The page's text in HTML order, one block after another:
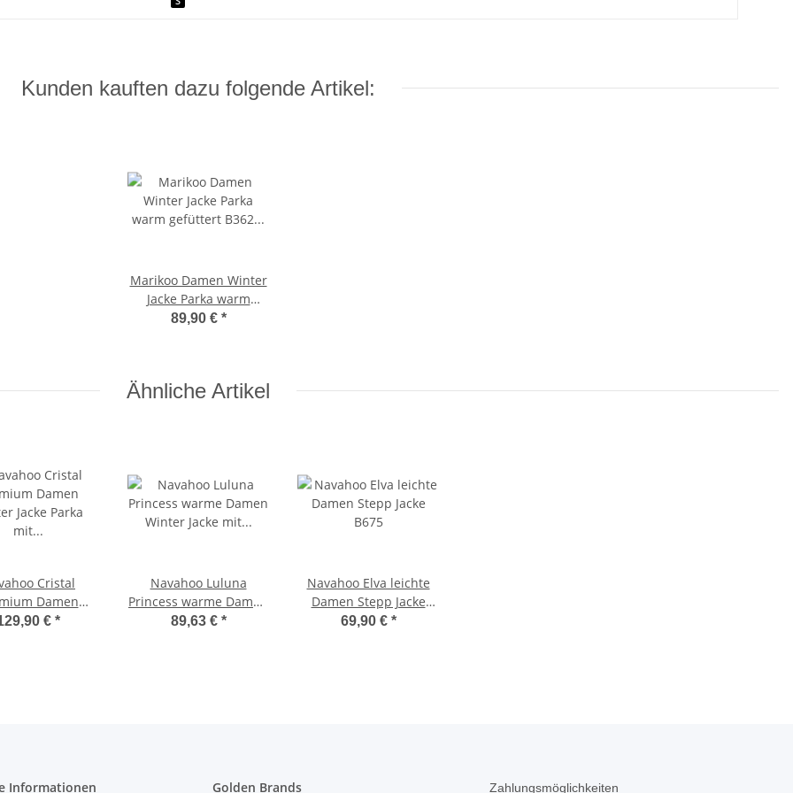
Kunden kauften dazu folgende Artikel:
Marikoo Damen Winter
Jacke Parka warm
gefüttert B362
89,90 € *
Ähnliche Artikel
Cristal
Damen
Jacke Parka mit
€ *
Navahoo Luluna
Princess warme Damen
Winter Jacke mit
89,63 € *
Navahoo Elva leichte
Damen Stepp Jacke
B675
69,90 € *
Informationen Golden Brands Zahlungsmöglichkeiten